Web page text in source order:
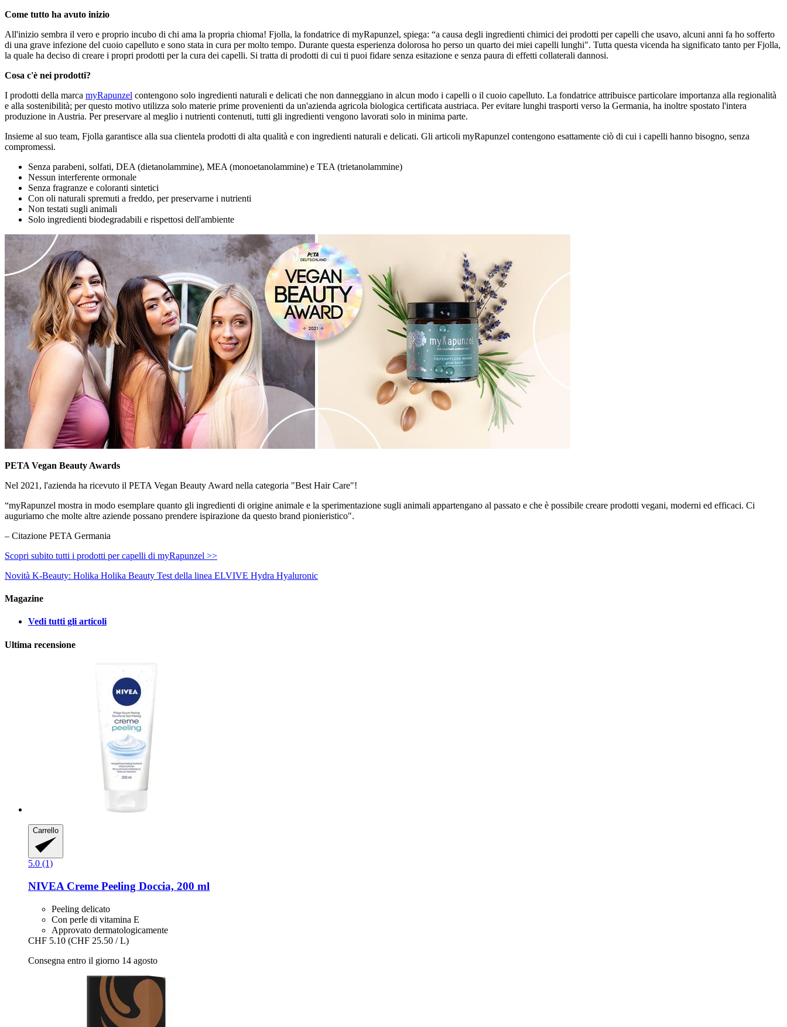
Come tutto ha avuto inizio
All'inizio sembra il vero e proprio incubo di chi ama la propria chioma! Fjolla, la fondatrice di myRapunzel, spiega: “a causa degli ingredienti chimici dei prodotti per capelli che usavo, alcuni anni fa ho sofferto
di una grave infezione del cuoio capelluto e sono stata in cura per molto tempo. Durante questa esperienza dolorosa ho perso un quarto dei miei capelli lunghi". Tutta questa vicenda ha significato tanto per Fjolla,
la quale ha deciso di creare i propri prodotti per la cura dei capelli. Si tratta di prodotti di cui ti puoi fidare senza esitazione e senza paura di effetti collaterali dannosi.
Cosa c'è nei prodotti?
I prodotti della marca myRapunzel contengono solo ingredienti naturali e delicati che non danneggiano in alcun modo i capelli o il cuoio capelluto. La fondatrice attribuisce particolare importanza alla regionalità
e alla sostenibilità; per questo motivo utilizza solo materie prime provenienti da un'azienda agricola biologica certificata austriaca. Per evitare lunghi trasporti verso la Germania, ha inoltre spostato l'intera
produzione in Austria. Per preservare al meglio i nutrienti contenuti, tutti gli ingredienti vengono lavorati solo in minima parte.
Insieme al suo team, Fjolla garantisce alla sua clientela prodotti di alta qualità e con ingredienti naturali e delicati. Gli articoli myRapunzel contengono esattamente ciò di cui i capelli hanno bisogno, senza
compromessi.
Senza parabeni, solfati, DEA (dietanolammine), MEA (monoetanolammine) e TEA (trietanolammine)
Nessun interferente ormonale
Senza fragranze e coloranti sintetici
Con oli naturali spremuti a freddo, per preservarne i nutrienti
Non testati sugli animali
Solo ingredienti biodegradabili e rispettosi dell'ambiente
PETA Vegan Beauty Awards
Nel 2021, l'azienda ha ricevuto il PETA Vegan Beauty Award nella categoria "Best Hair Care"!
“myRapunzel mostra in modo esemplare quanto gli ingredienti di origine animale e la sperimentazione sugli animali appartengano al passato e che è possibile creare prodotti vegani, moderni ed efficaci. Ci
auguriamo che molte altre aziende possano prendere ispirazione da questo brand pionieristico".
– Citazione PETA Germania
Scopri subito tutti i prodotti per capelli di myRapunzel >>
Novità K-Beauty: Holika Holika Beauty Test della linea ELVIVE Hydra Hyaluronic
Magazine
Vedi tutti gli articoli
Ultima recensione
Carrello
5.0 (1)
NIVEA Creme Peeling Doccia, 200 ml
Peeling delicato
Con perle di vitamina E
Approvato dermatologicamente
CHF 5.10 (CHF 25.50 / L)
Consegna entro il giorno 14 agosto